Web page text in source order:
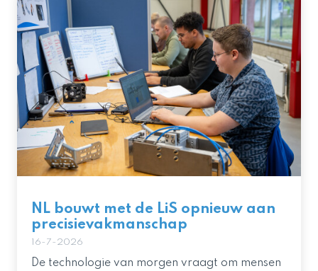
NL bouwt met de LiS opnieuw aan
precisievakmanschap
16-7-2026
De technologie van morgen vraagt om mensen